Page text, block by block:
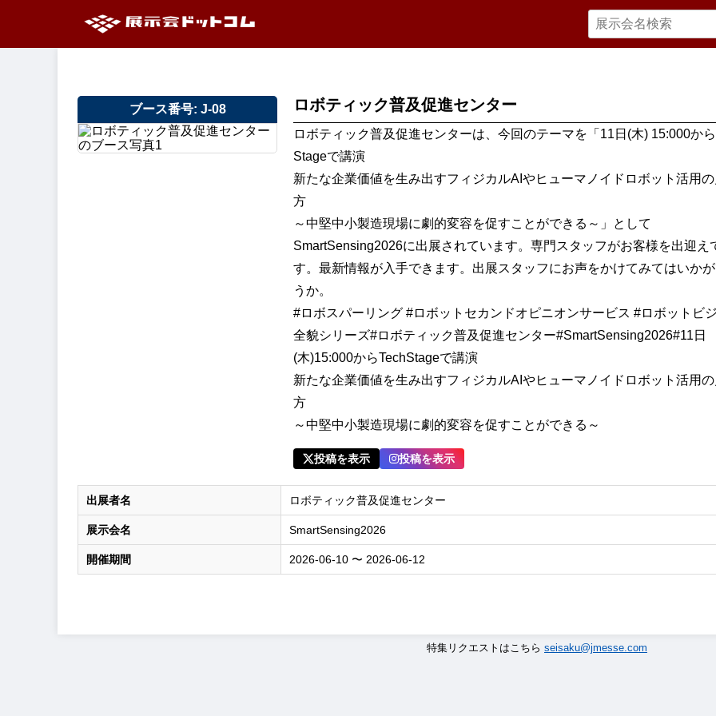
ブース番号: J-08 ロボティック普及促進センター
ロボティック普及促進センターは、今回のテーマを「11日(木) 15:000か
Stageで講演
新たな企業価値を生み出すフィジカルAIやヒューマノイドロボット活用
方
～中堅中小製造現場に劇的変容を促すことができる～」として
SmartSensing2026に出展されています。専門スタッフがお客様を出迎え
す。最新情報が入手できます。出展スタッフにお声をかけてみてはいか
うか。
#ロボスパーリング #ロボットセカンドオピニオンサービス #ロボットビ
全貌シリーズ#ロボティック普及促進センター#SmartSensing2026#11日
(木)15:000からTechStageで講演
新たな企業価値を生み出すフィジカルAIやヒューマノイドロボット活用
方
～中堅中小製造現場に劇的変容を促すことができる～
投稿を表示 投稿を表示
出展者名 ロボティック普及促進センター
展示会名 SmartSensing2026
開催期間 2026-06-10 〜 2026-06-12
特集リクエストはこちら seisaku@jmesse.com